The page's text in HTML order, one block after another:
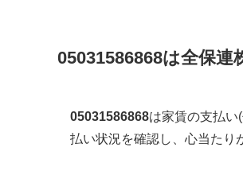
05031586868は全保連
05031586868は家賃の支払い
払い状況を確認し、心当たり